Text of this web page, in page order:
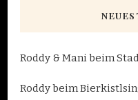
Roddy & Mani beim
Roddy beim